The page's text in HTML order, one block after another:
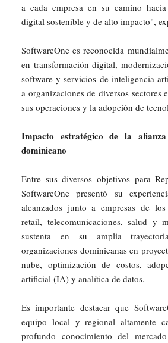
a cada empresa en su camino
digital sostenible y de alto impacto",
SoftwareOne es reconocida
en transformación digital,
software y servicios de inteligencia
a organizaciones de diversos sectores
sus operaciones y la adopción de
Impacto estratégico de la
dominicano
Entre sus diversos objetivos para
SoftwareOne presentó su
alcanzados junto a empresas de los
retail, telecomunicaciones, salud y
sustenta en su amplia
organizaciones dominicanas en
nube, optimización de costos,
artificial (IA) y analítica de datos.
Es importante destacar que
equipo local y regional altamente
profundo conocimiento del